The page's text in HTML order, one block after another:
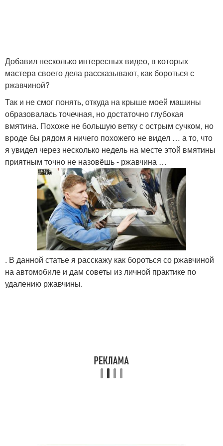
Добавил несколько интересных видео, в которых
мастера своего дела рассказывают, как бороться с
ржавчиной?
Так и не смог понять, откуда на крыше моей машины
образовалась точечная, но достаточно глубокая
вмятина. Похоже не большую ветку с острым сучком, но
вроде бы рядом я ничего похожего не видел … а то, что
я увидел через несколько недель на месте этой вмятины
приятным точно не назовёшь - ржавчина …
. В данной статье я расскажу как бороться со ржавчиной
на автомобиле и дам советы из личной практике по
удалению ржавчины.